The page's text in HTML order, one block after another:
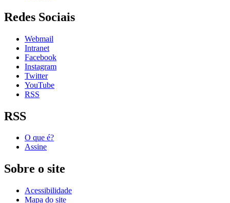
Redes Sociais
Webmail
Intranet
Facebook
Instagram
Twitter
YouTube
RSS
RSS
O que é?
Assine
Sobre o site
Acessibilidade
Mapa do site